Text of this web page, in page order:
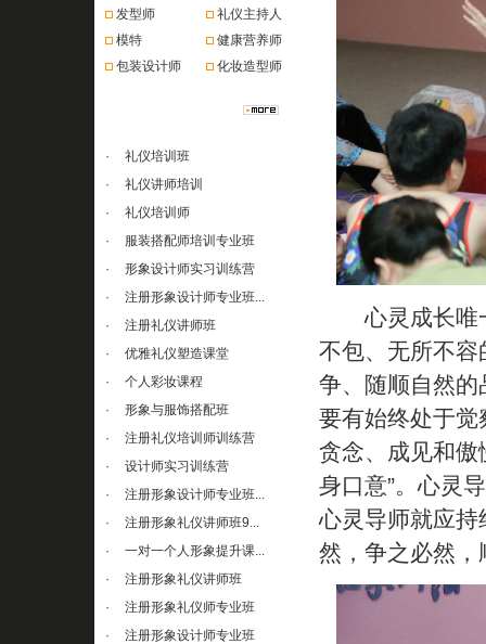
发型师
礼仪主持人
模特
健康营养师
包装设计师
化妆造型师
·
礼仪培训班
·
礼仪讲师培训
·
礼仪培训师
·
服装搭配师培训专业班
·
形象设计师实习训练营
·
注册形象设计师专业班...
·
注册礼仪讲师班
·
优雅礼仪塑造课堂
·
个人彩妆课程
·
形象与服饰搭配班
·
注册礼仪培训师训练营
·
设计师实习训练营
·
注册形象设计师专业班...
·
注册形象礼仪讲师班9...
·
一对一个人形象提升课...
·
注册形象礼仪讲师班
·
注册形象礼仪师专业班
·
注册形象设计师专业班
心灵成长唯一
不包、无所不
争、随顺自然
要有始终处于
贪念、成见和傲
身口意”。心灵
心灵导师就应持
然，争之必然